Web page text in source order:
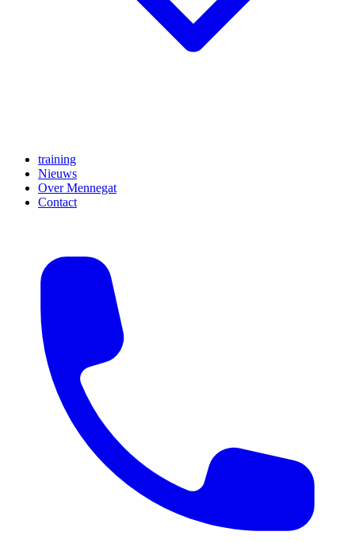
training
Nieuws
Over Mennegat
Contact